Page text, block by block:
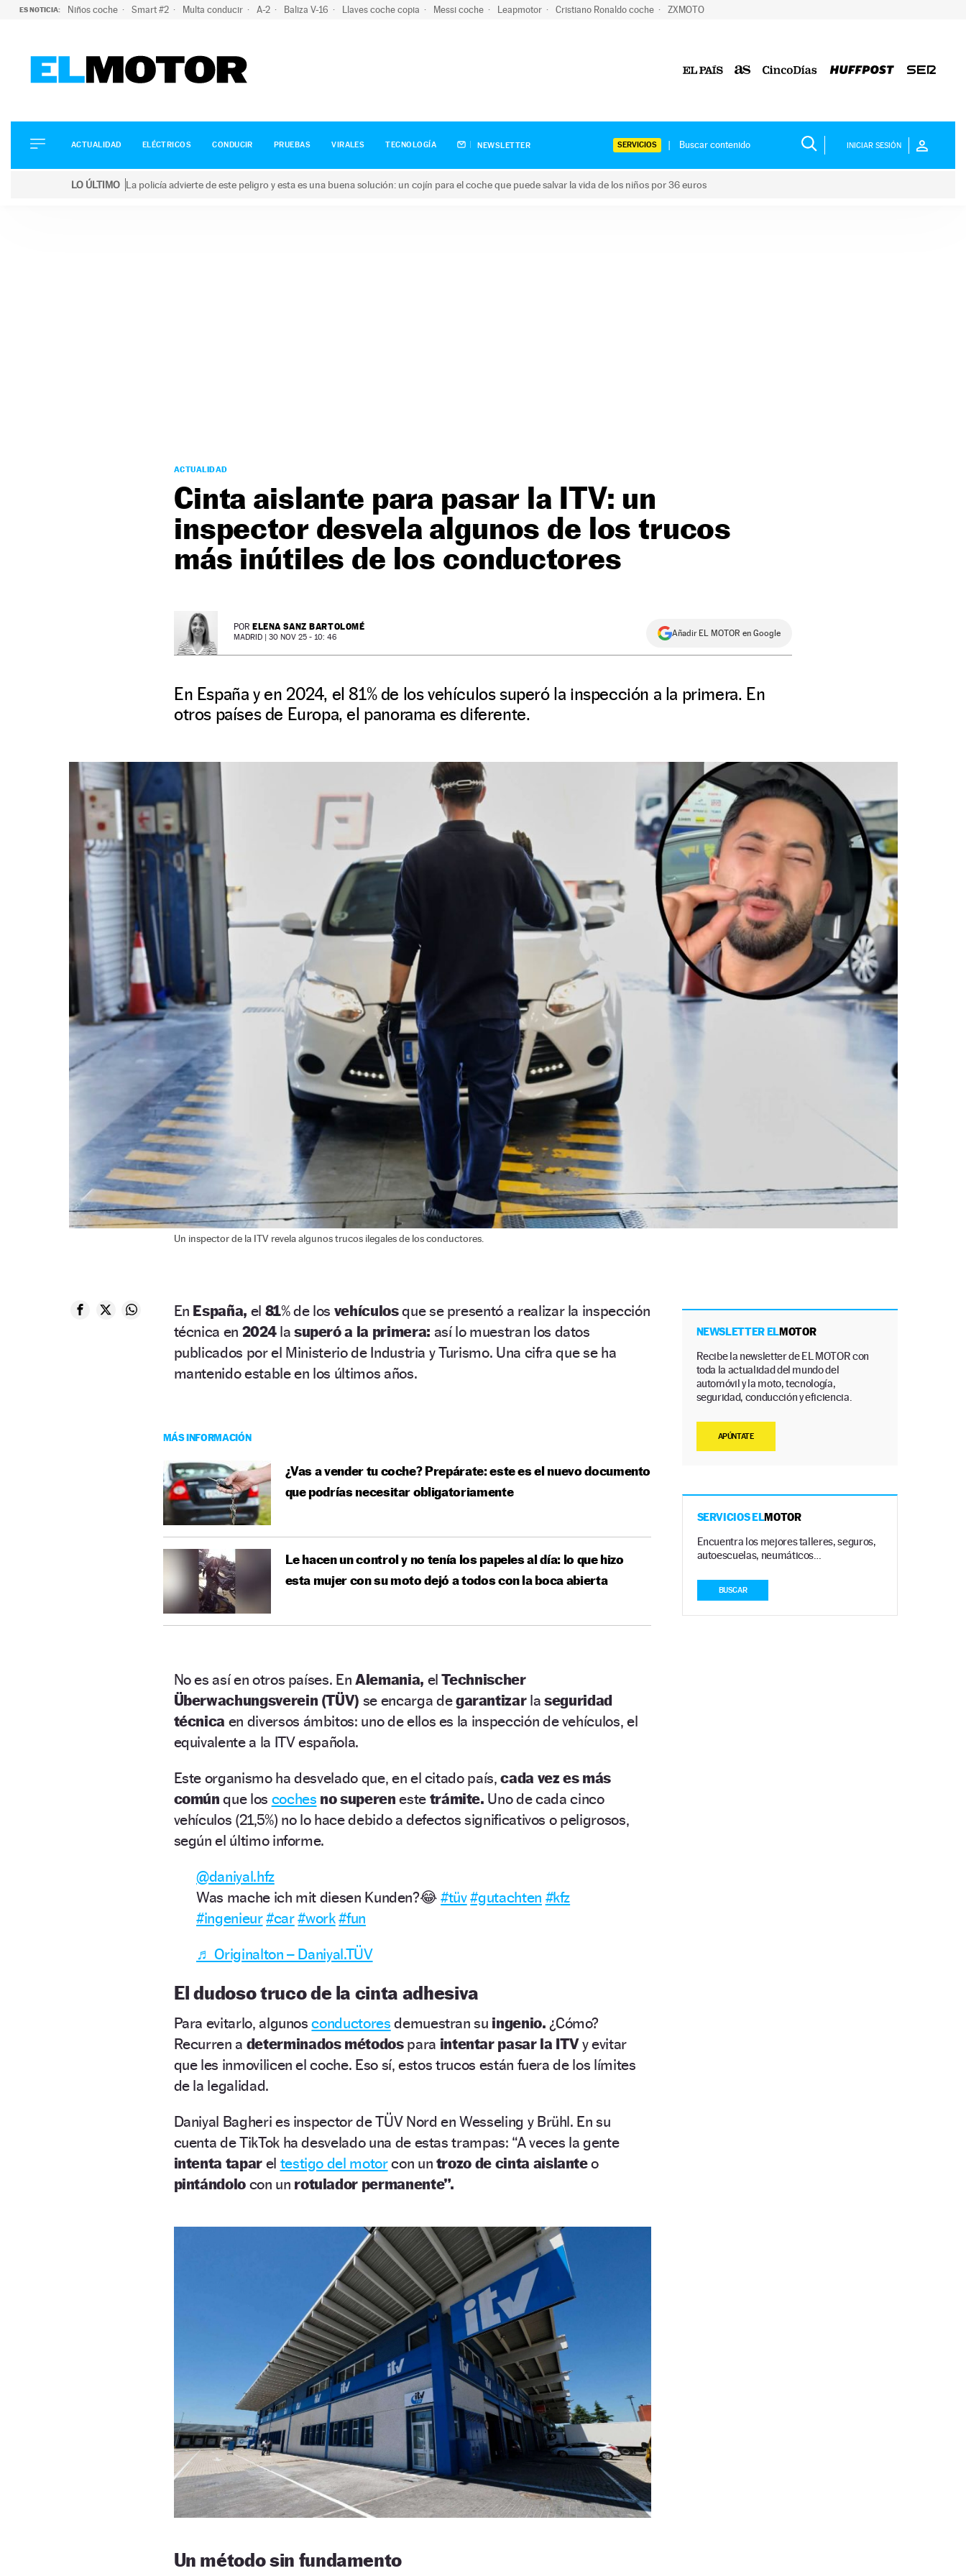
ES NOTICIA: Niños coche Smart #2 Multa conducir A-2 Baliza V-16 Llaves coche copia Messi coche Leapmotor Cristiano Ronaldo coche ZXMOTO
ELÉCTRICOS
CONDUCIR
ACTUALIDAD ELÉCTRICOS CONDUCIR PRUEBAS VIRALES TECNOLOGÍA NEWSLETTER SERVICIOS INICIAR SESIÓN
LO ÚLTIMO La policía advierte de este peligro y esta es una buena solución: un cojín para el coche que puede salvar la vida de los niños por 36 euros
ACTUALIDAD
Cinta aislante para pasar la ITV: un
inspector desvela algunos de los trucos
más inútiles de los conductores
POR ELENA SANZ BARTOLOMÉ
MADRID | 30 NOV 25 - 10: 46 Añadir EL MOTOR en Google
En España y en 2024, el 81% de los vehículos superó la inspección a la primera. En
otros países de Europa, el panorama es diferente.
Un inspector de la ITV revela algunos trucos ilegales de los conductores.
En España, el 81% de los vehículosque se presentó a realizar la inspección
técnica en 2024 la superó a la primera: así lo muestran los datos
publicados por el Ministerio de Industria y Turismo. Una cifra que se ha
mantenido estable en los últimos años.
MÁS INFORMACIÓN
¿Vas a vender tu coche? Prepárate: este es el nuevo documento
que podrías necesitar obligatoriamente
Le hacen un control y no tenía los papeles al día: lo que hizo
esta mujer con su moto dejó a todos con la boca abierta
No es así en otros países. En Alemania, elTechnischer
Überwachungsverein (TÜV) se encarga degarantizar la seguridad
técnica en diversos ámbitos: uno de ellos es la inspección de vehículos, el
equivalente a la ITV española.
Este organismo ha desvelado que, en el citado país,cada vez es más
común que los coches no supereneste trámite. Uno de cada cinco
vehículos (21,5%) no lo hace debido a defectos significativos o peligrosos,
según el último informe.
@daniyal.hfz
Was mache ich mit diesen Kunden?😂#tüv#gutachten #kfz
#ingenieur#car#work#fun
♬ Originalton – Daniyal.TÜV
El dudoso truco de la cinta adhesiva
Para evitarlo, algunosconductores demuestran su ingenio. ¿Cómo?
Recurren a determinados métodospara intentar pasar la ITVy evitar
que les inmovilicen el coche. Eso sí, estos trucos están fuera de los límites
de la legalidad.
Daniyal Bagheri es inspector de TÜV Nord en Wesseling y Brühl. En su
cuenta de TikTok ha desvelado una de estas trampas: “A veces la gente
intenta taparel testigo del motorcon un trozo de cinta aislanteo
pintándolo con un rotulador permanente”.
Un método sin fundamento
NEWSLETTER ELMOTOR
Recibe la newsletter de EL MOTOR con
toda la actualidad del mundo del
automóvil y la moto, tecnología,
seguridad, conducción y eficiencia.
APÚNTATE
SERVICIOS ELMOTOR
Encuentra los mejores talleres, seguros,
autoescuelas, neumáticos…
BUSCAR